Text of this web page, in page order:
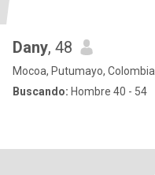
Dany, 48
Mocoa, Putumayo, Colombia
Buscando: Hombre 40 - 54